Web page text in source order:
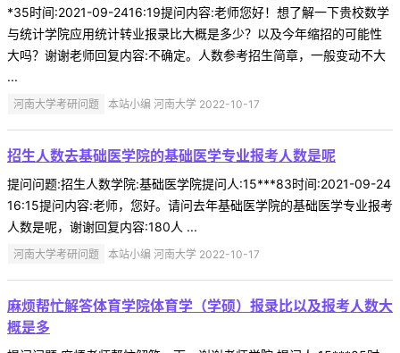
*35时间:2021-09-2416:19提问内容:老师您好！想了解一下贵校数学
与统计学院应用统计转业报录比大概是多少？以及今年缩招的可能性
大吗？谢谢老师回复内容:不确定。人数参考招生简章，一般变动不大
...
河南大学考研问题 本站小编 河南大学 2022-10-17
招生人数去基础医学院的基础医学专业报考人数是呢
提问问题:招生人数学院:基础医学院提问人:15***83时间:2021-09-24
16:15提问内容:老师，您好。请问去年基础医学院的基础医学专业报考
人数是呢，谢谢回复内容:180人 ...
河南大学考研问题 本站小编 河南大学 2022-10-17
麻烦帮忙解答体育学院体育学（学硕）报录比以及报考人数大
概是多